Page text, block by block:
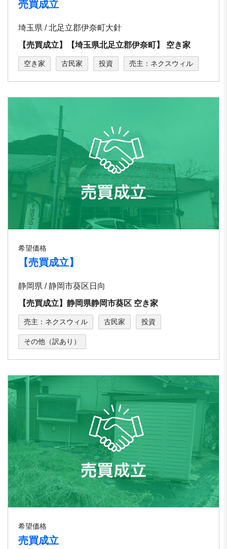
売買成立
埼玉県 / 北⾜⽴郡伊奈町⼤針
【売買成立】【埼⽟県北⾜⽴郡伊奈町】 空き家
空き家 古民家 投資 売主：ネクスウィル
希望価格
【売買成立】
静岡県 / 静岡市葵区日向
【売買成立】静岡県静岡市葵区 空き家
売主：ネクスウィル 古民家 投資
その他（訳あり）
希望価格
売買成立